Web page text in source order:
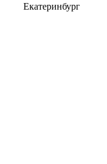
Екатеринбург